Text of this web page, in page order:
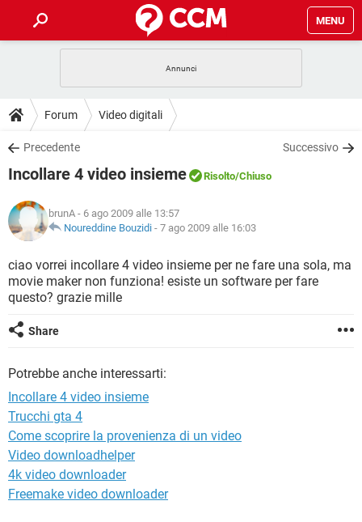
MENU
INTRATTENIMENTO
iOS
INSTAGRAM WHATSAPP
TIKTOK
HARDWARE
GUIDE
COVID-19
INSTAGRAM
TIKTOK
HARDWARE
DOWNLOAD
COVID-19 GAMING
INTRATTENIMENTO
iOS WINDOWS 10
INSTAGRAM
TIKTOK FACEBOOK
COVID-19
INTRATTENIMENTO
iOS WINDOWS 10
INSTAGRAM
TIKTOK
GLOSSARIO
COVID-19
INTRATTENIMENTO ANDROID
INSTAGRAM
TIKTOK
HARDWARE
Forum Video digitali
Precedente Successivo
Incollare 4 video insieme Risolto/Chiuso
brunA - 6 ago 2009 alle 13:57
Noureddine Bouzidi - 7 ago 2009 alle 16:03
ciao vorrei incollare 4 video insieme per ne fare una sola, ma
movie maker non funziona! esiste un software per fare
questo? grazie mille
Share
Potrebbe anche interessarti:
Incollare 4 video insieme
Trucchi gta 4
Come scoprire la provenienza di un video
Video downloadhelper
4k video downloader
Freemake video downloader